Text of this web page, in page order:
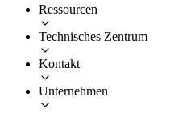
Ressourcen
Technisches Zentrum
Kontakt
Unternehmen